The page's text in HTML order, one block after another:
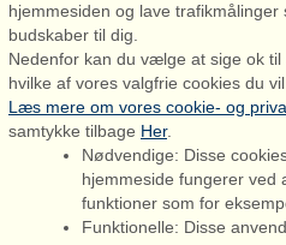
Houstrupvej
6830
+45 70
hjemmesiden og lave
budskaber til dig.
Nedenfor kan du vælge at sige ok
hvilke af vores valgfrie cookies du vil
Læs mere om vores cookie- og
samtykke tilbage Her.
Nødvendige: Disse
hjemmeside fungerer
funktioner som for
Funktionelle: Disse